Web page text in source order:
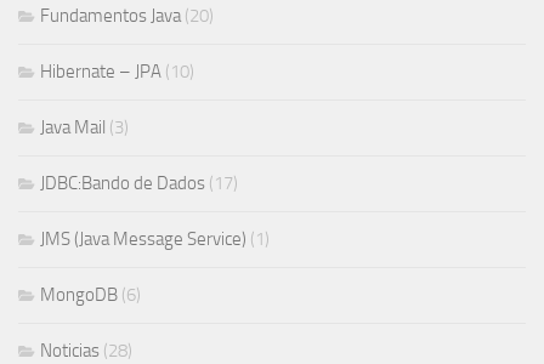
Fundamentos Java(20)
Hibernate – JPA (10)
Java Mail (3)
JDBC:Bando de Dados (17)
JMS (Java Message Service) (1)
MongoDB (6)
Noticias (28)